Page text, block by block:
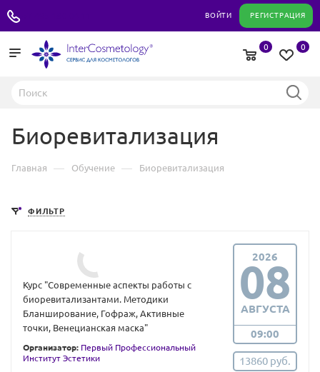
ВОЙТИ РЕГИСТРАЦИЯ
0
0
Биоревитализация
Главная — Обучение — Биоревитализация
ФИЛЬТР
Курс "Современные аспекты работы с
биоревитализантами. Методики
Бланширование, Гофраж, Активные
точки, Венецианская маска"
Организатор: Первый Профессиональный
Институт Эстетики
2026
08
АВГУСТА
09:00
13860 руб.